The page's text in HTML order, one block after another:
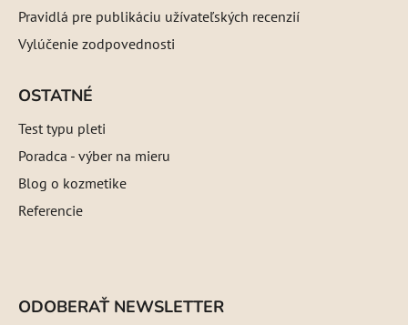
Pravidlá pre publikáciu užívateľských recenzií
Vylúčenie zodpovednosti
OSTATNÉ
Test typu pleti
Poradca - výber na mieru
Blog o kozmetike
Referencie
ODOBERAŤ NEWSLETTER